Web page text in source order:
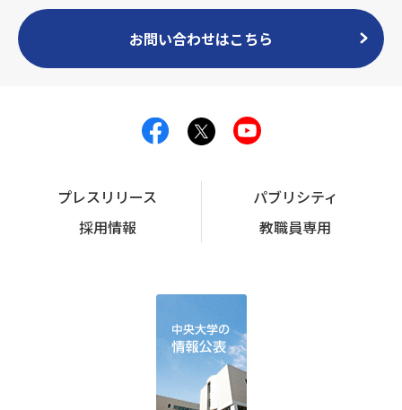
お問い合わせはこちら
プレスリリース
パブリシティ
採用情報
教職員専用